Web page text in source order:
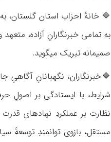
🔷 خانهٔ احزاب استان گلستان،
به تمامی خبرنگارانِ آزاده،
صمیمانه تبریک میگوید.
🔷خبرنگاران، نگهبانانِ
شرایط، با ایستادگی بر اصولِ
نظارت بر عملکردِ نهادهای
مستقل، بازوی توانمندِ توسعهٔ